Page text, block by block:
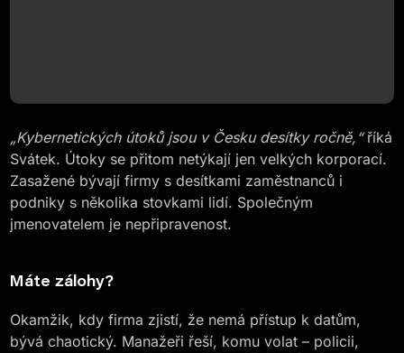
„Kybernetických útoků jsou v Česku desítky ročně,“říká
Svátek. Útoky se přitom netýkají jen velkých korporací.
Zasažené bývají firmy s desítkami zaměstnanců i
podniky s několika stovkami lidí. Společným
jmenovatelem je nepřipravenost.
Máte zálohy?
Okamžik, kdy firma zjistí, že nemá přístup k datům,
bývá chaotický. Manažeři řeší, komu volat – policii,